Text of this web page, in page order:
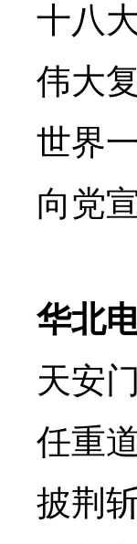
十八
伟大
世界
向党
华北
天安
任重
披荆